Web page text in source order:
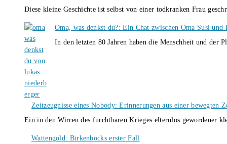
Diese kleine Geschichte ist selbst von einer todkranken Frau
Oma, was denkst du?: Ein Chat zwischen Oma Susi
In den letzten 80 Jahren haben die Menschheit und
Zeitzeugnisse eines Nobody: Erinnerungen aus einer bewegten
Ein in den Wirren des furchtbaren Krieges elternlos gewordener
Wattengold: Birkenbocks erster Fall